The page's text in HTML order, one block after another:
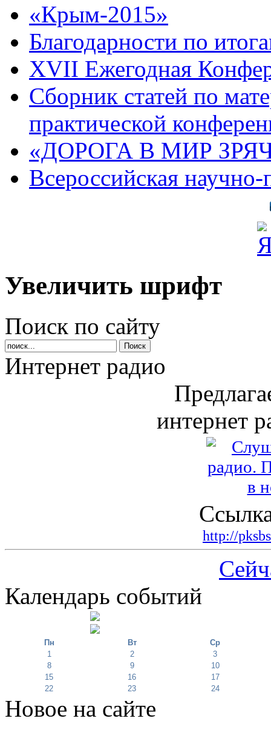
«Крым-2015»
Благодарности по
XVII Ежегодная
Сборник статей по
практической
«ДОРОГА В МИР
Всероссийская
Увеличить шрифт
Поиск по сайту
Интернет радио
интернет
http://
Календарь событий
Пн Вт
Ср
1
2
3
8
9
10
15
16
17
22
23 24
Новое на сайте